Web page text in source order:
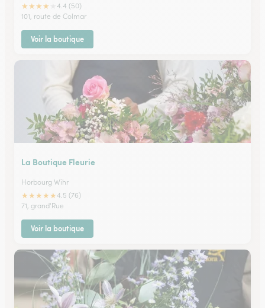
★★★★
4.4 (50)
101, route de Colmar
Voir la boutique
La Boutique Fleurie
Horbourg Wihr
★★★★★4.5 (76)
71, grand'Rue
Voir la boutique